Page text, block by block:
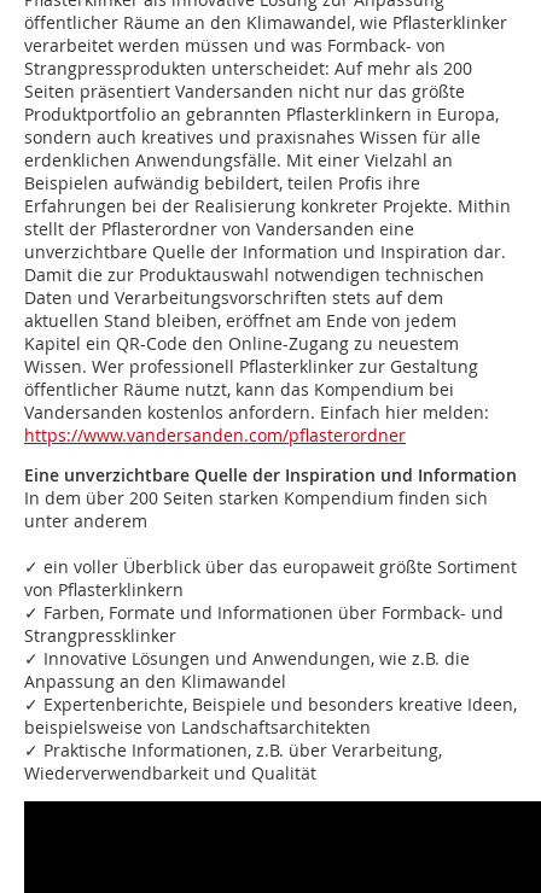
öffentlicher Räume an den Klimawandel, wie Pflasterklinker
verarbeitet werden müssen und was Formback- von
Strangpressprodukten unterscheidet: Auf mehr als 200
Seiten präsentiert Vandersanden nicht nur das größte
Produktportfolio an gebrannten Pflasterklinkern in Europa,
sondern auch kreatives und praxisnahes Wissen für alle
erdenklichen Anwendungsfälle. Mit einer Vielzahl an
Beispielen aufwändig bebildert, teilen Profis ihre
Erfahrungen bei der Realisierung konkreter Projekte. Mithin
stellt der Pflasterordner von Vandersanden eine
unverzichtbare Quelle der Information und Inspiration dar.
Damit die zur Produktauswahl notwendigen technischen
Daten und Verarbeitungsvorschriften stets auf dem
aktuellen Stand bleiben, eröffnet am Ende von jedem
Kapitel ein QR-Code den Online-Zugang zu neuestem
Wissen. Wer professionell Pflasterklinker zur Gestaltung
öffentlicher Räume nutzt, kann das Kompendium bei
Vandersanden kostenlos anfordern. Einfach hier melden:
https://www.vandersanden.com/pflasterordner
Eine unverzichtbare Quelle der Inspiration und Information
In dem über 200 Seiten starken Kompendium finden sich
unter anderem
✓ ein voller Überblick über das europaweit größte Sortiment
von Pflasterklinkern
✓ Farben, Formate und Informationen über Formback- und
Strangpressklinker
✓ Innovative Lösungen und Anwendungen, wie z.B. die
Anpassung an den Klimawandel
✓ Expertenberichte, Beispiele und besonders kreative Ideen,
beispielsweise von Landschaftsarchitekten
✓ Praktische Informationen, z.B. über Verarbeitung,
Wiederverwendbarkeit und Qualität